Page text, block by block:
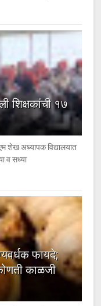
शिक्षकांची १७
शेख अध्यापक विद्यालयात
व सध्या
फायदे;
काळजी